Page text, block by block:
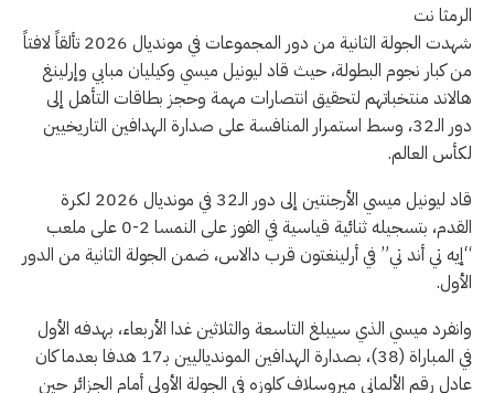
الرمثا نت
شهدت الجولة الثانية من دور المجموعات في مونديال 2026 تألقاً لافتاً
من كبار نجوم البطولة، حيث قاد ليونيل ميسي وكيليان مبابي وإرلينغ
هالاند منتخباتهم لتحقيق انتصارات مهمة وحجز بطاقات التأهل إلى
دور الـ32، وسط استمرار المنافسة على صدارة الهدافين التاريخيين
لكأس العالم.
قاد ليونيل ميسي الأرجنتين إلى دور الـ32 في مونديال 2026 لكرة
القدم، بتسجيله ثنائية قياسية في الفوز على النمسا 2-0 على ملعب
“إيه تي أند تي” في أرلينغتون قرب دالاس، ضمن الجولة الثانية من الدور
الأول.
وانفرد ميسي الذي سيبلغ التاسعة والثلاثين غدا الأربعاء، بهدفه الأول
في المباراة (38)، بصدارة الهدافين الموندياليين بـ17 هدفا بعدما كان
عادل رقم الألماني ميروسلاف كلوزه في الجولة الأولى أمام الجزائر حين